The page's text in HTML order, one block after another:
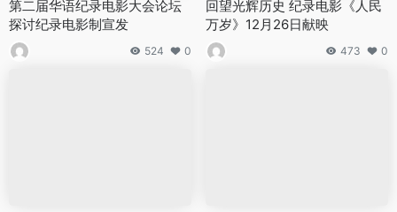
第二届华语纪录电影大会论坛
探讨纪录电影制宣发
524 0
回望光辉历史 纪录电影《人民
万岁》12月26日献映
473 0